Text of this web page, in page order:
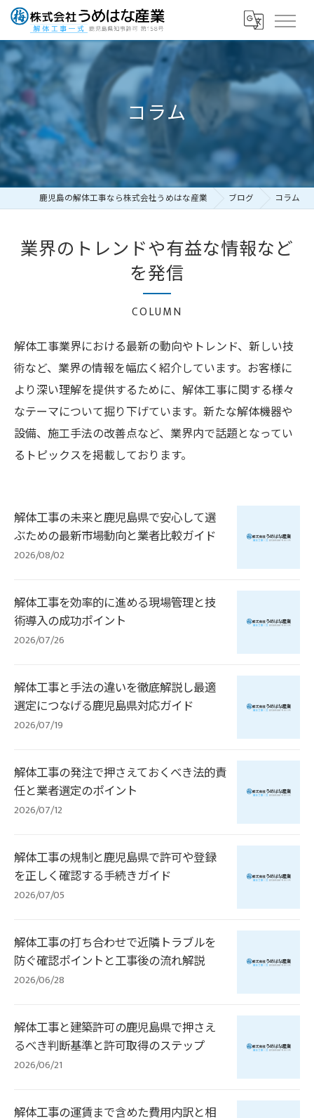
コラム
鹿児島の解体工事なら株式会社うめはな産業 ブログ コラム
業界のトレンドや有益な情報など
を発信
COLUMN
解体工事業界における最新の動向やトレンド、新しい技
術など、業界の情報を幅広く紹介しています。お客様に
より深い理解を提供するために、解体工事に関する様々
なテーマについて掘り下げています。新たな解体機器や
設備、施工手法の改善点など、業界内で話題となってい
るトピックスを掲載しております。
解体工事の未来と鹿児島県で安心して選
ぶための最新市場動向と業者比較ガイド
2026/08/02
解体工事を効率的に進める現場管理と技
術導入の成功ポイント
2026/07/26
解体工事と手法の違いを徹底解説し最適
選定につなげる鹿児島県対応ガイド
2026/07/19
解体工事の発注で押さえておくべき法的責
任と業者選定のポイント
2026/07/12
解体工事の規制と鹿児島県で許可や登録
を正しく確認する手続きガイド
2026/07/05
解体工事の打ち合わせで近隣トラブルを
防ぐ確認ポイントと工事後の流れ解説
2026/06/28
解体工事と建築許可の鹿児島県で押さえ
るべき判断基準と許可取得のステップ
2026/06/21
解体工事の運賃まで含めた費用内訳と相